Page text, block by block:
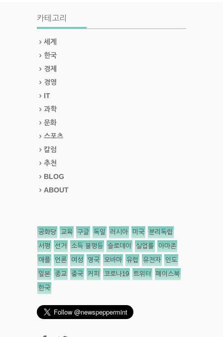
카테고리
세계
한국
경제
경영
IT
과학
문화
스포츠
칼럼
추천
BLOG
ABOUT
공화당 교육 구글 독일 러시아 미국 분리독립
서평 선거 소득 불평등 슬로데이 실업률 아마존
애플 언론 여성 영국 오바마 유럽 유전자 인도
일본 종교 중국 커피 코로나19 트위터 페이스북
한국